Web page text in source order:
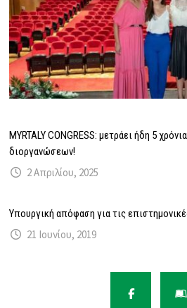
MYRTALY CONGRESS: μετράει ήδη 5
διοργανώσεων!
2 Απριλίου, 2025
Υπουργική απόφαση για τις
21 Ιουνίου, 2019